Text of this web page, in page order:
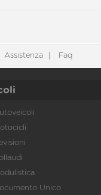
Assistenza Faq
Unico